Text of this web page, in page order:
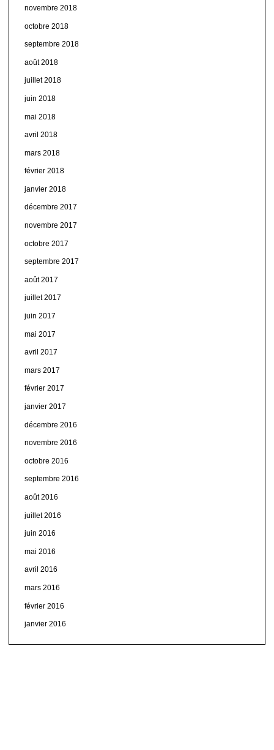
novembre 2018
octobre 2018
septembre 2018
août 2018
juillet 2018
juin 2018
mai 2018
avril 2018
mars 2018
février 2018
janvier 2018
décembre 2017
novembre 2017
octobre 2017
septembre 2017
août 2017
juillet 2017
juin 2017
mai 2017
avril 2017
mars 2017
février 2017
janvier 2017
décembre 2016
novembre 2016
octobre 2016
septembre 2016
août 2016
juillet 2016
juin 2016
mai 2016
avril 2016
mars 2016
février 2016
janvier 2016